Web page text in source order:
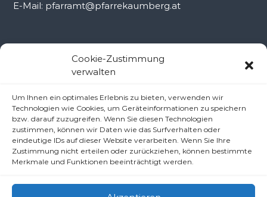
Cookie-Zustimmung
verwalten
Um Ihnen ein optimales Erlebnis zu bieten, verwenden wir
Technologien wie Cookies, um Geräteinformationen zu speichern
bzw. darauf zuzugreifen. Wenn Sie diesen Technologien
zustimmen, können wir Daten wie das Surfverhalten oder
eindeutige IDs auf dieser Website verarbeiten. Wenn Sie Ihre
Zustimmung nicht erteilen oder zurückziehen, können bestimmte
Merkmale und Funktionen beeinträchtigt werden.
E-Mail: pfarramt@pfarrekaumberg.at
Kontakt Ramsau
Pfarrer Dr. Slavomír Dlugoš
Oberdörfl 8, 3172 Ramsau
Telefon: +43 2764 8240
E-Mail: pfarre.ramsau@gmx.at